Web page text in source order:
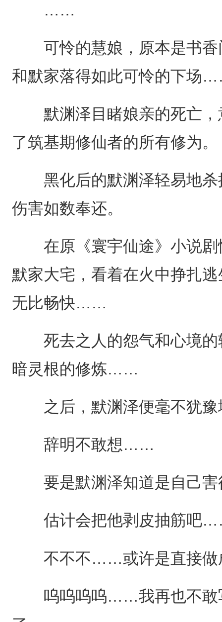
……
可怜的慧娘，原本是书香
和默家落得如此可怜的下场
默渊泽目睹娘亲的死亡，
了筑基期修仙者的所有修为。
黑化后的默渊泽轻易地杀
伤害如数奉还。
在原《寰宇仙途》小说剧
默家大宅，看着在火中挣扎
无比畅快……
死去之人的怨气和心境的
暗灵根的修炼……
之后，默渊泽便毫不犹豫
辞明不敢想……
要是默渊泽知道是自己
估计会把他剥皮抽筋吧
不不不……或许是直接做
呜呜呜呜……我再也不敢